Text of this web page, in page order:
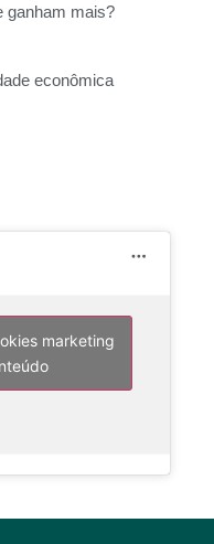
ganham mais?
econômica
marketing